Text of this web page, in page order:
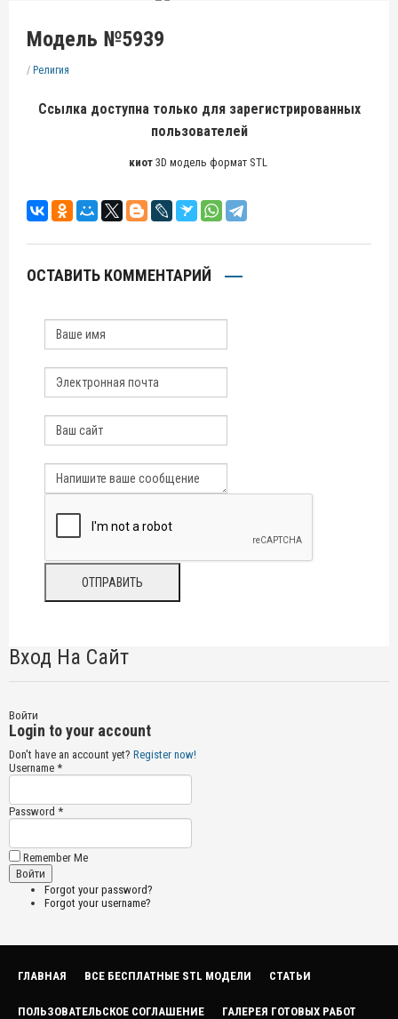
Модель №5939
/ Религия
Ссылка доступна только для зарегистрированных
пользователей
киот 3D модель формат STL
ОСТАВИТЬ КОММЕНТАРИЙ
Вход На Сайт
Войти
Login to your account
Don't have an account yet? Register now!
Username *
Password *
Remember Me
Forgot your password?
Forgot your username?
ГЛАВНАЯ ВСЕ БЕСПЛАТНЫЕ STL МОДЕЛИ СТАТЬИ
ПОЛЬЗОВАТЕЛЬСКОЕ СОГЛАШЕНИЕ ГАЛЕРЕЯ ГОТОВЫХ РАБОТ